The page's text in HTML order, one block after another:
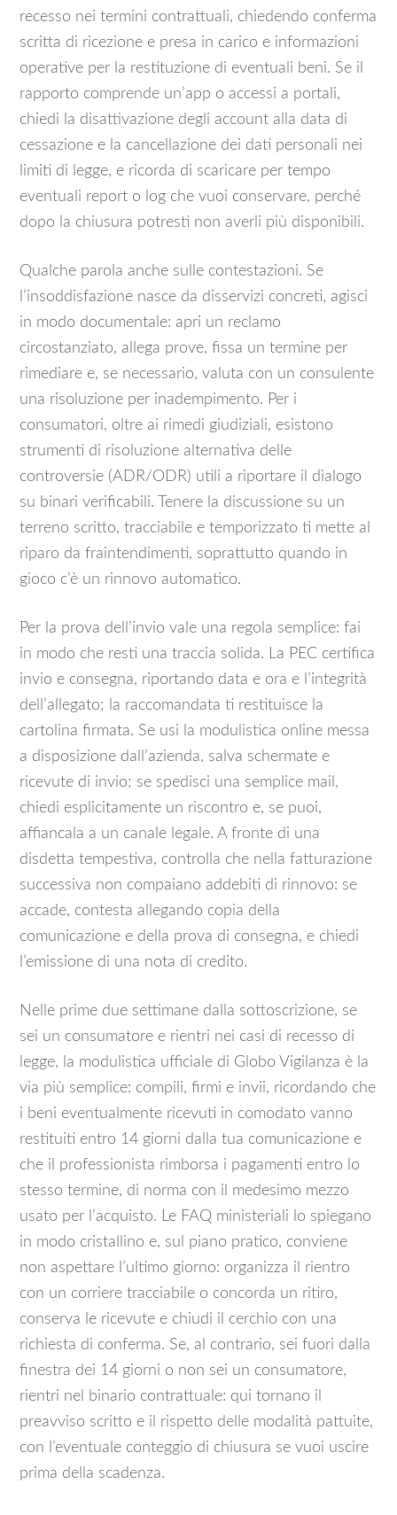
recesso nei termini contrattuali, chiedendo conferma
scritta di ricezione e presa in carico e informazioni
operative per la restituzione di eventuali beni. Se il
rapporto comprende un’app o accessi a portali,
chiedi la disattivazione degli account alla data di
cessazione e la cancellazione dei dati personali nei
limiti di legge, e ricorda di scaricare per tempo
eventuali report o log che vuoi conservare, perché
dopo la chiusura potresti non averli più disponibili.
Qualche parola anche sulle contestazioni. Se
l’insoddisfazione nasce da disservizi concreti, agisci
in modo documentale: apri un reclamo
circostanziato, allega prove, fissa un termine per
rimediare e, se necessario, valuta con un consulente
una risoluzione per inadempimento. Per i
consumatori, oltre ai rimedi giudiziali, esistono
strumenti di risoluzione alternativa delle
controversie (ADR/ODR) utili a riportare il dialogo
su binari verificabili. Tenere la discussione su un
terreno scritto, tracciabile e temporizzato ti mette al
riparo da fraintendimenti, soprattutto quando in
gioco c’è un rinnovo automatico.
Per la prova dell’invio vale una regola semplice: fai
in modo che resti una traccia solida. La PEC certifica
invio e consegna, riportando data e ora e l’integrità
dell’allegato; la raccomandata ti restituisce la
cartolina firmata. Se usi la modulistica online messa
a disposizione dall’azienda, salva schermate e
ricevute di invio; se spedisci una semplice mail,
chiedi esplicitamente un riscontro e, se puoi,
affiancala a un canale legale. A fronte di una
disdetta tempestiva, controlla che nella fatturazione
successiva non compaiano addebiti di rinnovo: se
accade, contesta allegando copia della
comunicazione e della prova di consegna, e chiedi
l’emissione di una nota di credito.
Nelle prime due settimane dalla sottoscrizione, se
sei un consumatore e rientri nei casi di recesso di
legge, la modulistica ufficiale di Globo Vigilanza è la
via più semplice: compili, firmi e invii, ricordando che
i beni eventualmente ricevuti in comodato vanno
restituiti entro 14 giorni dalla tua comunicazione e
che il professionista rimborsa i pagamenti entro lo
stesso termine, di norma con il medesimo mezzo
usato per l’acquisto. Le FAQ ministeriali lo spiegano
in modo cristallino e, sul piano pratico, conviene
non aspettare l’ultimo giorno: organizza il rientro
con un corriere tracciabile o concorda un ritiro,
conserva le ricevute e chiudi il cerchio con una
richiesta di conferma. Se, al contrario, sei fuori dalla
finestra dei 14 giorni o non sei un consumatore,
rientri nel binario contrattuale: qui tornano il
preavviso scritto e il rispetto delle modalità pattuite,
con l’eventuale conteggio di chiusura se vuoi uscire
prima della scadenza.